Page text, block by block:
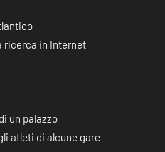
ricerca in Internet
un palazzo
atleti di alcune gare